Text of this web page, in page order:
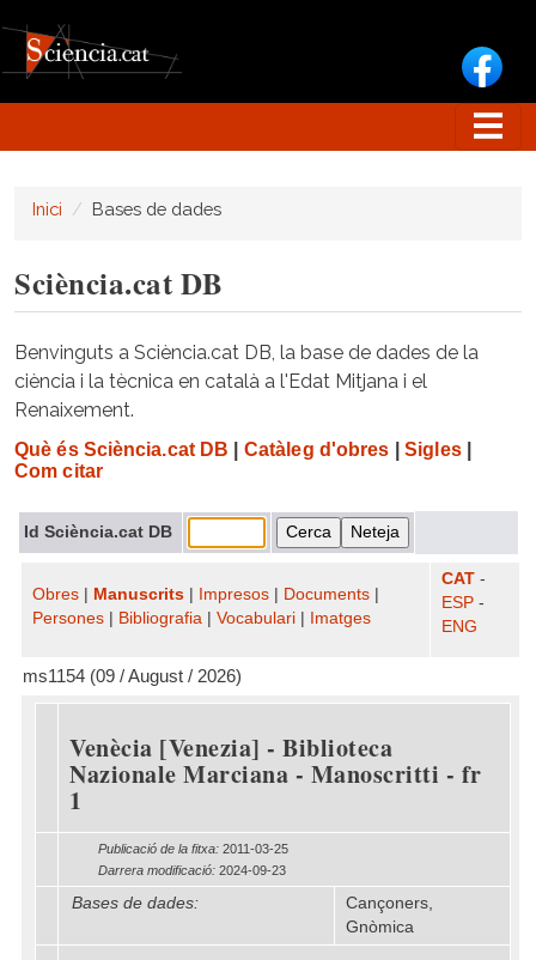
Inici Bases de dades
Sciència.cat DB
Benvinguts a Sciència.cat DB, la base de dades de la
ciència i la tècnica en català a l'Edat Mitjana i el
Renaixement.
Què és Sciència.cat DB Catàleg d'obres Sigles|
Com citar
Id Sciència.cat DB
Obres Manuscrits Impresos Documents
Persones
Bibliografia Vocabulari Imatges
CAT -
ESP -
ENG
ms1154 (09 / August / 2026)
Venècia [Venezia] - Biblioteca
Nazionale Marciana - Manoscritti - fr
1
Publicació de la fitxa: 2011-03-25
Darrera modificació: 2024-09-23
Bases de dades:
Cançoners,
Gnòmica